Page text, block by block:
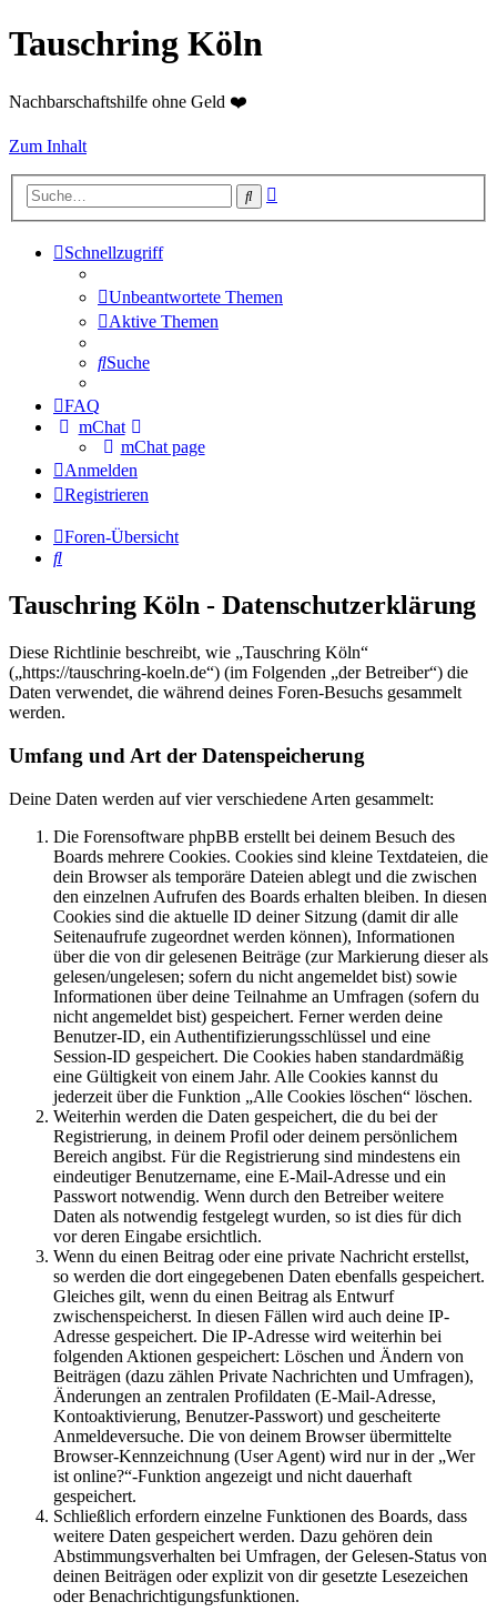
Tauschring Köln
Nachbarschaftshilfe ohne Geld ❤️
Zum Inhalt
Suche
Schnellzugriff
Unbeantwortete Themen
Aktive Themen
Suche
FAQ
mChat
mChat page
Anmelden
Registrieren
Foren-Übersicht
Suche
Tauschring Köln - Datenschutzerklärung
Diese Richtlinie beschreibt, wie „Tauschring Köln“
(„https://tauschring-koeln.de“) (im Folgenden „der Betreiber“) die
Daten verwendet, die während deines Foren-Besuchs gesammelt
werden.
Umfang und Art der Datenspeicherung
Deine Daten werden auf vier verschiedene Arten gesammelt:
Die Forensoftware phpBB erstellt bei deinem Besuch des
Boards mehrere Cookies. Cookies sind kleine Textdateien, die
dein Browser als temporäre Dateien ablegt und die zwischen
den einzelnen Aufrufen des Boards erhalten bleiben. In diesen
Cookies sind die aktuelle ID deiner Sitzung (damit dir alle
Seitenaufrufe zugeordnet werden können), Informationen
über die von dir gelesenen Beiträge (zur Markierung dieser als
gelesen/ungelesen; sofern du nicht angemeldet bist) sowie
Informationen über deine Teilnahme an Umfragen (sofern du
nicht angemeldet bist) gespeichert. Ferner werden deine
Benutzer-ID, ein Authentifizierungsschlüssel und eine
Session-ID gespeichert. Die Cookies haben standardmäßig
eine Gültigkeit von einem Jahr. Alle Cookies kannst du
jederzeit über die Funktion „Alle Cookies löschen“ löschen.
Weiterhin werden die Daten gespeichert, die du bei der
Registrierung, in deinem Profil oder deinem persönlichem
Bereich angibst. Für die Registrierung sind mindestens ein
eindeutiger Benutzername, eine E-Mail-Adresse und ein
Passwort notwendig. Wenn durch den Betreiber weitere
Daten als notwendig festgelegt wurden, so ist dies für dich
vor deren Eingabe ersichtlich.
Wenn du einen Beitrag oder eine private Nachricht erstellst,
so werden die dort eingegebenen Daten ebenfalls gespeichert.
Gleiches gilt, wenn du einen Beitrag als Entwurf
zwischenspeicherst. In diesen Fällen wird auch deine IP-
Adresse gespeichert. Die IP-Adresse wird weiterhin bei
folgenden Aktionen gespeichert: Löschen und Ändern von
Beiträgen (dazu zählen Private Nachrichten und Umfragen),
Änderungen an zentralen Profildaten (E-Mail-Adresse,
Kontoaktivierung, Benutzer-Passwort) und gescheiterte
Anmeldeversuche. Die von deinem Browser übermittelte
Browser-Kennzeichnung (User Agent) wird nur in der „Wer
ist online?“-Funktion angezeigt und nicht dauerhaft
gespeichert.
Schließlich erfordern einzelne Funktionen des Boards, dass
weitere Daten gespeichert werden. Dazu gehören dein
Abstimmungsverhalten bei Umfragen, der Gelesen-Status von
deinen Beiträgen oder explizit von dir gesetzte Lesezeichen
oder Benachrichtigungsfunktionen.